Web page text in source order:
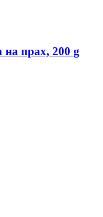
прах, 200 g